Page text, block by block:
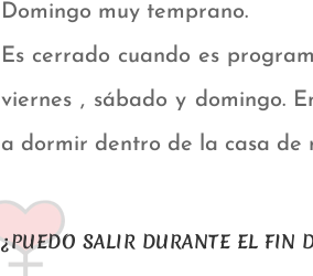
Domingo muy temprano.
Es cerrado cuando es
viernes , sábado y domingo.
a dormir dentro de la casa de
¿PUEDO SALIR DURANTE EL FIN